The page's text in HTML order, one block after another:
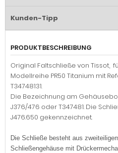
Kunden-Tipp
PRODUKTBESCHREIBUNG
Original Faltschließe von Tissot,
Modellreihe PR50 Titanium mit
T34748131.
Die Bezeichnung am
J376/476 oder T347481. Die
J476.650 gekennzeichnet.
Die Schließe besteht aus
Schließengehäuse mit